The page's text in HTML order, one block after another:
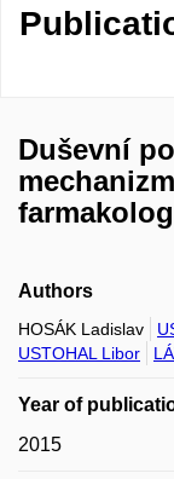
Duševní
Authors
HOSÁK Ladislav
USTOHAL Libor
Year of
2015